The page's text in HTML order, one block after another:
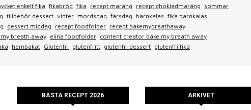
enkelt fika fikabröd fika recept maräng recept chokladmaräng sommar
tillbehör dessert vinter mordsdag farsdag barnkalas fika barnkalas
dessert middag recept foodfolder recept bakemybreathaway
breath away elina foodfolder content creator bake my breath away
hembakat Glutenfri glutenfritt glutenfri dessert glutenfri fika
BÄSTA RECEPT 2026 ARKIVET